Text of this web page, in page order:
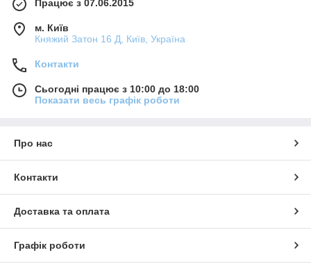
Працює з 07.06.2015
м. Київ
Княжий Затон 16 Д, Київ, Україна
Контакти
Сьогодні працює з 10:00 до 18:00
Показати весь графік роботи
Про нас
Контакти
Доставка та оплата
Графік роботи